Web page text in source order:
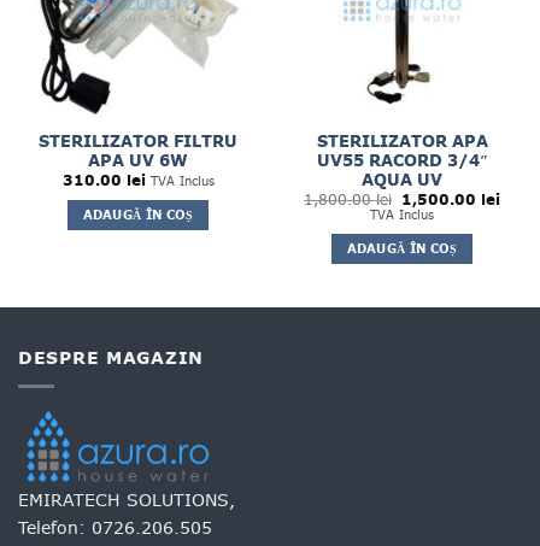
STERILIZATOR FILTRU
APA UV 6W
310.00 lei TVA Inclus
ADAUGĂ ÎN COȘ
STERILIZATOR APA
UV55 RACORD 3/4″
AQUA UV
1,800.00lei Prețul
inițial
fost:
1,800.00 lei.
1,500.00 leiPrețul
TVA Inclus
ADAUGĂ ÎN COȘ
DESPRE MAGAZIN
EMIRATECH SOLUTIONS,
Telefon: 0726.206.505